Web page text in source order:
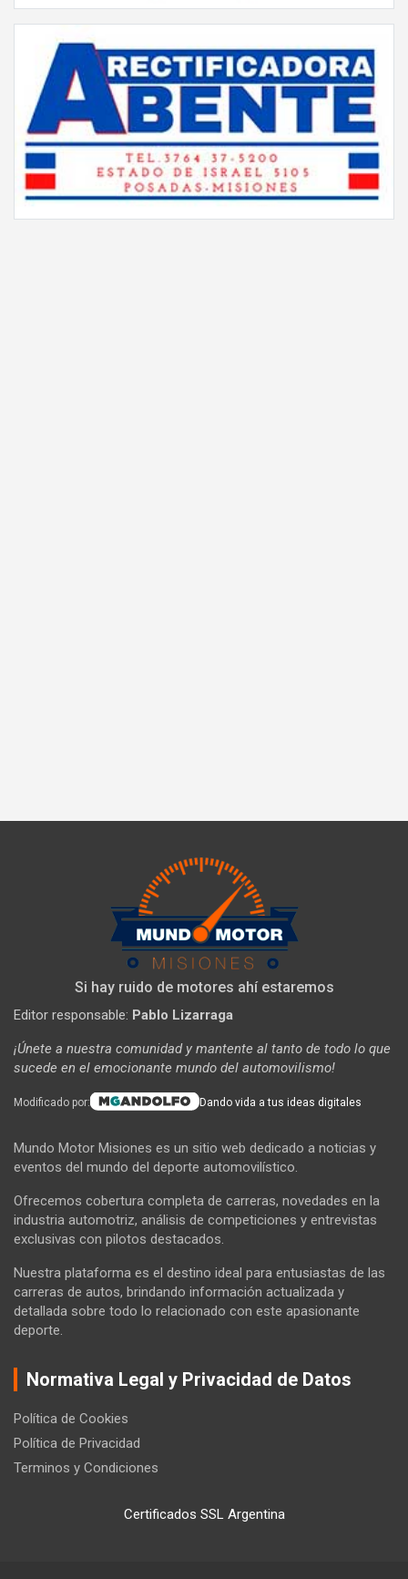
Si hay ruido de motores ahí estaremos
Editor responsable: Pablo Lizarraga
¡Únete a nuestra comunidad y mantente al tanto de todo lo que
sucede en el emocionante mundo del automovilismo!
Modificado por: Dando vida a tus ideas digitales
Mundo Motor Misiones es un sitio web dedicado a noticias y
eventos del mundo del deporte automovilístico.
Ofrecemos cobertura completa de carreras, novedades en la
industria automotriz, análisis de competiciones y entrevistas
exclusivas con pilotos destacados.
Nuestra plataforma es el destino ideal para entusiastas de las
carreras de autos, brindando información actualizada y
detallada sobre todo lo relacionado con este apasionante
deporte.
Normativa Legal y Privacidad de Datos
Política de Cookies
Política de Privacidad
Terminos y Condiciones
Certificados SSL Argentina